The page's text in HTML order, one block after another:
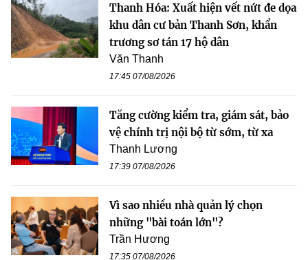
Thanh Hóa: Xuất hiện vết nứt đe dọa
khu dân cư bản Thanh Sơn, khẩn
trương sơ tán 17 hộ dân
Văn Thanh
17:45 07/08/2026
Tăng cường kiểm tra, giám sát, bảo
vệ chính trị nội bộ từ sớm, từ xa
Thanh Lương
17:39 07/08/2026
Vì sao nhiều nhà quản lý chọn
những "bài toán lớn"?
Trần Hương
17:35 07/08/2026